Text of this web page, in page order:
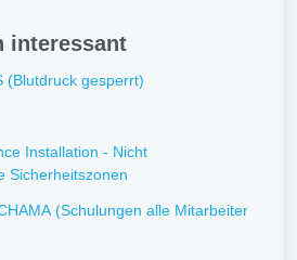
interessant
(Blutdruck gesperrt)
Installation - Nicht
Sicherheitszonen
(Schulungen alle Mitarbeiter